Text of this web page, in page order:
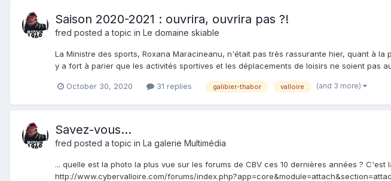
Saison 2020-2021 : ouvrira, ouvrira pas ?!
fred posted a topic in Le domaine skiable
La Ministre des sports, Roxana Maracineanu, n'était pas très rassurante hier, quant à
y a fort à parier que les activités sportives et les déplacements de loisirs ne soient pas
October 30, 2020 31 replies galibier-thabor valloire (and 3 more)
Savez-vous...
fred posted a topic in La galerie Multimédia
... quelle est la photo la plus vue sur les forums de CBV ces 10 dernières années ?
http://www.cybervalloire.com/forums/